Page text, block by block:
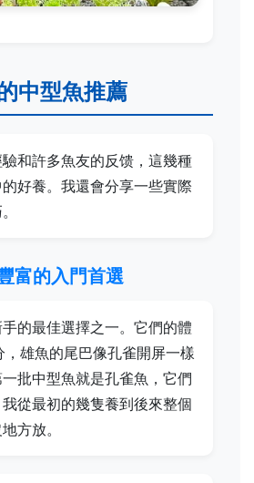
中型魚推薦
和許多魚友的反馈，這幾種
好養。我還會分享一些實際
富的入門首選
的最佳選擇之一。它們的體
雄魚的尾巴像孔雀開屏一樣
批中型魚就是孔雀魚，它們
從最初的幾隻養到後來整個
方放。